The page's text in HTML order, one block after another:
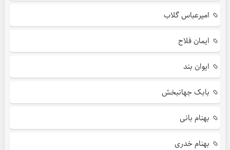
امیرعباس گلاب
ایمان فلاح
ایوان بند
بابک جهانبخش
بهنام بانی
بهنام خدری